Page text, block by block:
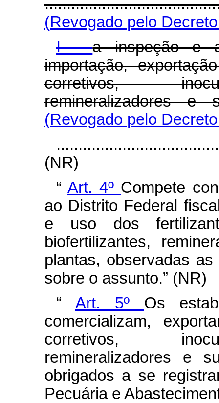
(Revogado pelo
I -a inspeção e
importação,
corretivos,
remineralizadores e
(Revogado pelo
(NR)
“ Art. 4º Compete
ao Distrito Federal
e uso dos
biofertilizantes,
plantas, observadas
sobre o assunto.” (NR)
“ Art. 5º Os
comercializam,
corretivos,
remineralizadores e
obrigados a se
Pecuária e